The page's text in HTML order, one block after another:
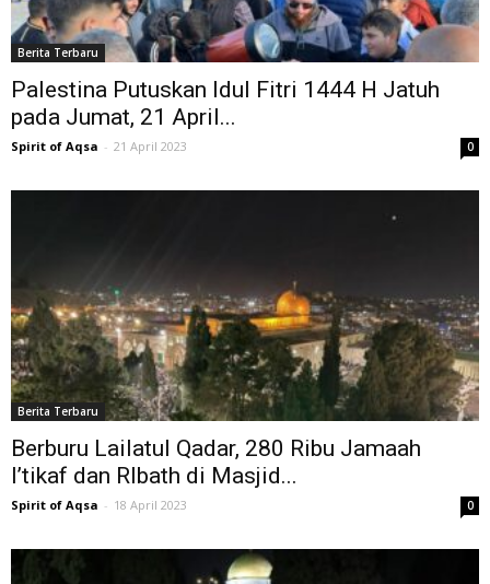
Berita Terbaru
Palestina Putuskan Idul Fitri 1444 H Jatuh
pada Jumat, 21 April...
Spirit of Aqsa - 21 April 2023 0
Berita Terbaru
Berburu Lailatul Qadar, 280 Ribu Jamaah
I’tikaf dan RIbath di Masjid...
Spirit of Aqsa - 18 April 2023 0